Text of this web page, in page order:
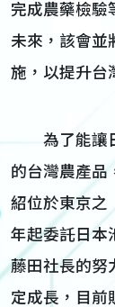
完成農藥檢驗
未來，該會並
施，以提升台
為了能讓日
的台灣農產品
紹位於東京之
年起委託日本
藤田社長的努
定成長，目前